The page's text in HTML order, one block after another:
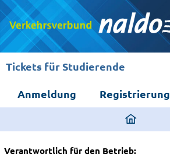
Tickets für Studierende
Anmeldung
Registrierung
ding
home
Verantwortlich für den Betrieb: